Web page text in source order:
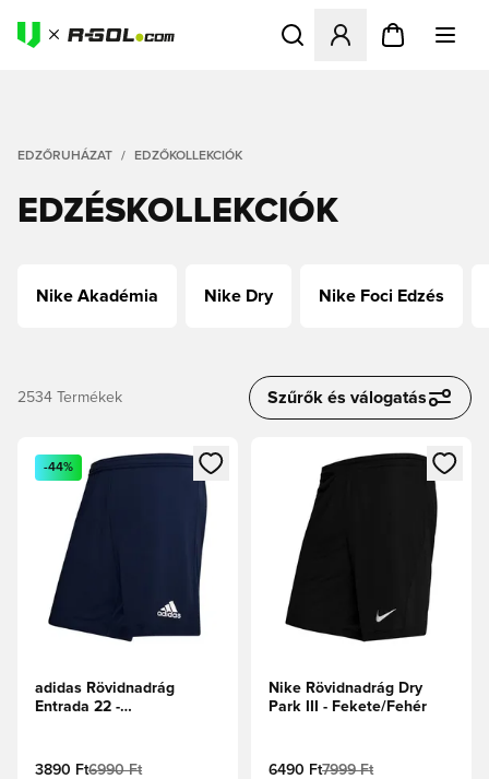
Megnyit egy modált a
EDZŐRUHÁZAT EDZŐKOLLEKCIÓK
EDZÉSKOLLEKCIÓK
Nike Akadémia Nike Dry Nike Foci Edzés
2534 Termékek Szűrők és válogatás
Megnyit egy modált a bejelentkezéshez vagy a tagként
-44%
adidas Rövidnadrág
Entrada 22 -
3890 Ft6990 Ft
Megnyit egy modált a
Nike Rövidnadrág Dry
Park III - Fekete/Fehér
6490 Ft7999 Ft